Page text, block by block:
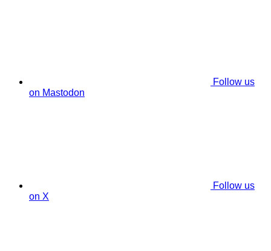
Follow us
on Mastodon
Follow us
on X